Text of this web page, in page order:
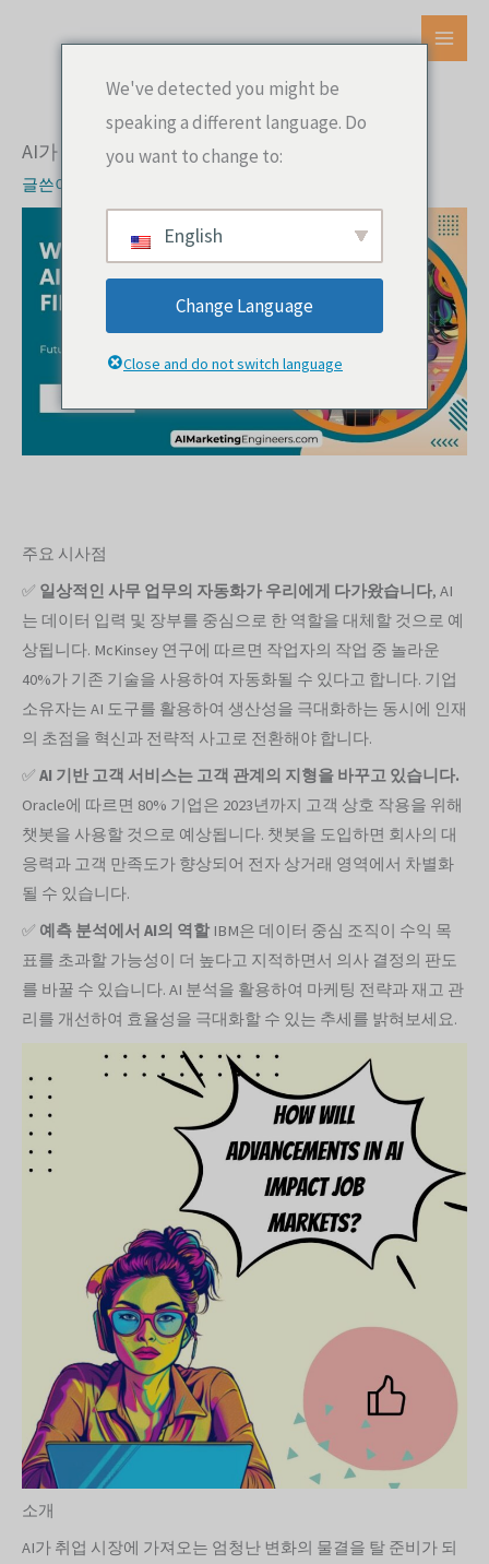
메
AI가 가장 먼저 대체할 직업은?
글쓴이
주요 시사점
✅ 일상적인 사무 업무의 자동화가 우리에게 다가왔습니다, AI
는 데이터 입력 및 장부를 중심으로 한 역할을 대체할 것으로 예
상됩니다. McKinsey 연구에 따르면 작업자의 작업 중 놀라운
40%가 기존 기술을 사용하여 자동화될 수 있다고 합니다. 기업
소유자는 AI 도구를 활용하여 생산성을 극대화하는 동시에 인재
의 초점을 혁신과 전략적 사고로 전환해야 합니다.
✅ AI 기반 고객 서비스는 고객 관계의 지형을 바꾸고 있습니다.
Oracle에 따르면 80% 기업은 2023년까지 고객 상호 작용을 위해
챗봇을 사용할 것으로 예상됩니다. 챗봇을 도입하면 회사의 대
응력과 고객 만족도가 향상되어 전자 상거래 영역에서 차별화
될 수 있습니다.
✅ 예측 분석에서 AI의 역할 IBM은 데이터 중심 조직이 수익 목
표를 초과할 가능성이 더 높다고 지적하면서 의사 결정의 판도
를 바꿀 수 있습니다. AI 분석을 활용하여 마케팅 전략과 재고 관
리를 개선하여 효율성을 극대화할 수 있는 추세를 밝혀보세요.
소개
AI가 취업 시장에 가져오는 엄청난 변화의 물결을 탈 준비가 되
We've detected you might be
speaking a different language. Do
you want to change to:
English
Change Language
Close and do not switch language